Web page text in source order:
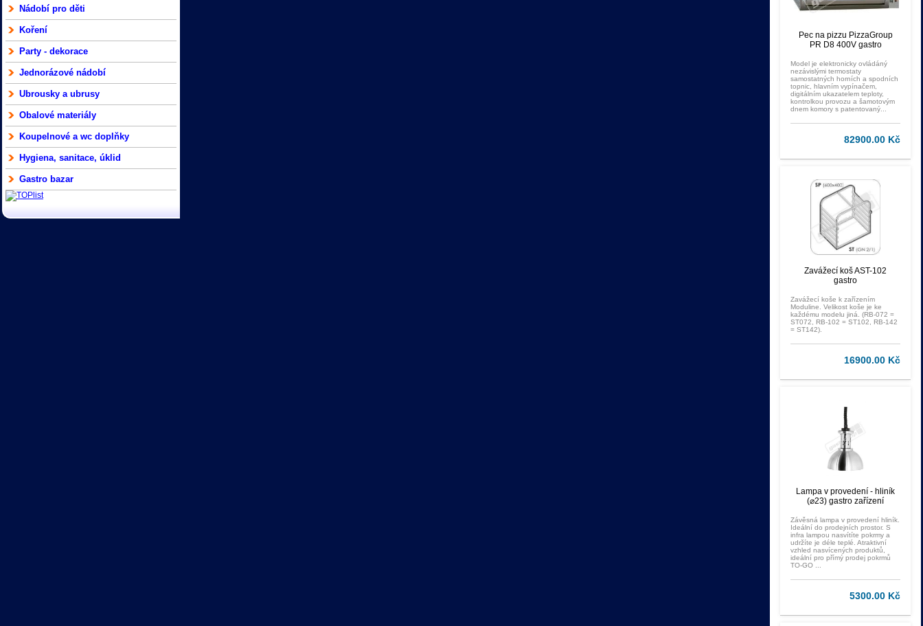
Nádobí pro děti
Koření
Party - dekorace
Jednorázové nádobí
Ubrousky a ubrusy
Obalové materiály
Koupelnové a wc doplňky
Hygiena, sanitace, úklid
Gastro bazar
Pec na pizzu PizzaGroup
PR D8 400V gastro
Model je elektronicky ovládáný
nezávislými termostaty
samostatných horních a spodních
topnic, hlavním vypínačem,
digitálním ukazatelem teploty,
kontrolkou provozu a šamotovým
dnem komory s patentovaný...
82900.00 Kč
Zavážecí koš AST-102
gastro
Zavážecí koše k zařízením
Moduline. Velikost koše je ke
každému modelu jiná. (RB-072 =
ST072, RB-102 = ST102, RB-142
= ST142).
16900.00 Kč
Lampa v provedení - hliník
(⌀23) gastro zařízení
Závěsná lampa v provedení hliník.
Ideální do prodejních prostor. S
infra lampou nasvítíte pokrmy a
udržíte je déle teplé. Atraktivní
vzhled nasvícených produktů,
ideální pro přímý prodej pokrmů
TO-GO ...
5300.00 Kč